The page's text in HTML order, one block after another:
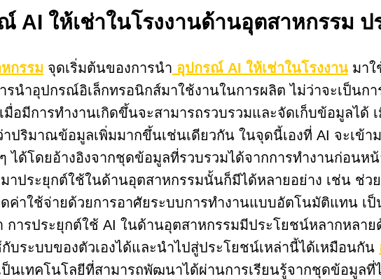
AI ให้เช่าในโรงงานด้านอุตสาหกรรม
กรรม จุดเริ่มต้นของการนำ อุปกรณ์ AI ให้เช่าในโรงงาน มาใ
นำอุปกรณ์อิเล็กทรอนิกส์มาใช้งานในการผลิต ไม่ว่าจะเป็นก
อมีการทำงานเกิดขึ้นจะสามารถรวบรวมและจัดเก็บข้อมูลไ
ปริมาณข้อมูลเพิ่มมากขึ้นเช่นเดียวกัน ในจุดนี้เองที่ AI จะเข้
ได้โดยอ้างอิงจากชุดข้อมูลที่รวบรวมได้จากการทำงานก่อนห
าประยุกต์ใช้ในด้านอุตสาหกรรมนั้นก็มีได้หลายอย่าง เช่น ช่ว
ค่าใช้จ่ายด้วยการอาศัยระบบการทำงานแบบอัตโนมัติแทน เ
การประยุกต์ใช้ AI ในด้านอุตสาหกรรมมีประโยชน์หลากหลา
บระบบของตัวเองได้และนำไปสู่ประโยชน์เหล่านี้ได้เหมือนกัน
ป็นเทคโนโลยีที่สามารถพัฒนาได้ผ่านการเรียนรู้จากชุดข้อมูลที่